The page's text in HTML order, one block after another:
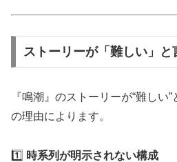
ストーリーが「難しい」と
『鳴潮』のストーリーが“難しい
の理由によります。
1️⃣ 時系列が明示されない構成